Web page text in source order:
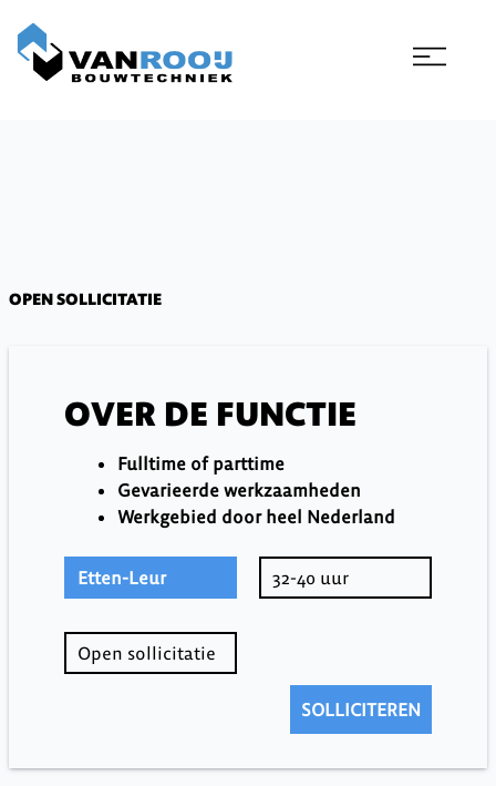
naar
OPEN SOLLICITATIE
OVER DE FUNCTIE
Fulltime of parttime
Gevarieerde werkzaamheden
Werkgebied door heel Nederland
Etten-Leur 32-40 uur
Open sollicitatie
SOLLICITEREN